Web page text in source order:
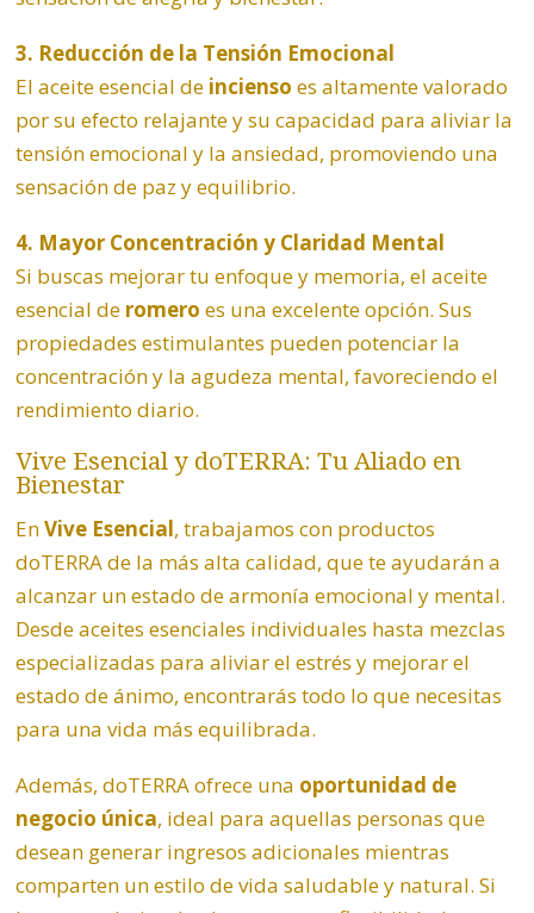
3. Reducción de la Tensión Emocional
El aceite esencial de incienso es altamente valorado
por su efecto relajante y su capacidad para aliviar la
tensión emocional y la ansiedad, promoviendo una
sensación de paz y equilibrio.
4. Mayor Concentración y Claridad Mental
Si buscas mejorar tu enfoque y memoria, el aceite
esencial de romero es una excelente opción. Sus
propiedades estimulantes pueden potenciar la
concentración y la agudeza mental, favoreciendo el
rendimiento diario.
Vive Esencial y doTERRA: Tu Aliado en
Bienestar
EnVive Esencial, trabajamos con productos
doTERRA de la más alta calidad, que te ayudarán a
alcanzar un estado de armonía emocional y mental.
Desde aceites esenciales individuales hasta mezclas
especializadas para aliviar el estrés y mejorar el
estado de ánimo, encontrarás todo lo que necesitas
para una vida más equilibrada.
Además, doTERRA ofrece una oportunidad de
negocio única, ideal para aquellas personas que
desean generar ingresos adicionales mientras
comparten un estilo de vida saludable y natural. Si